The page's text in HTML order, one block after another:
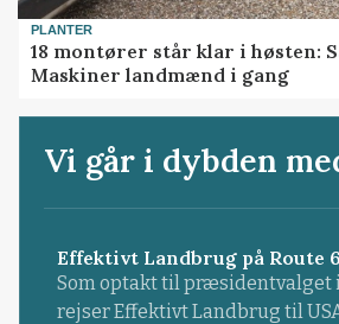
PLANTER
18 montører står klar i høsten:
Maskiner landmænd i gang
Vi går i dybden
Effektivt Landbrug på Route
Som optakt til præsidentvalget
rejser Effektivt Landbrug til